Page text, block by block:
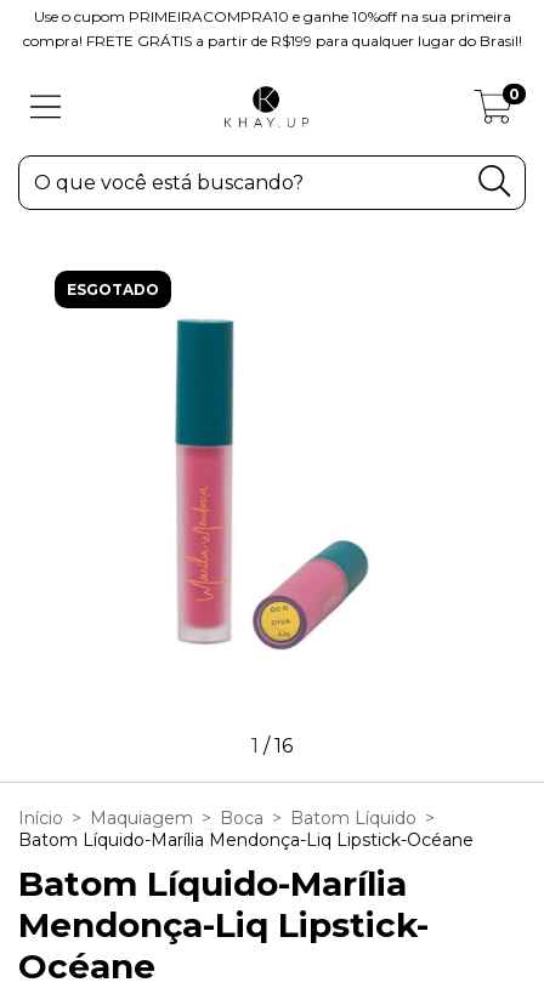
Use o cupom PRIMEIRACOMPRA10 e ganhe 10%off na sua primeira
compra! FRETE GRÁTIS a partir de R$199 para qualquer lugar do Brasil!
0
ESGOTADO
1 /16
Início > Maquiagem > Boca > Batom Líquido >
Batom Líquido-Marília Mendonça-Liq Lipstick-Océane
Batom Líquido-Marília
Mendonça-Liq Lipstick-
Océane